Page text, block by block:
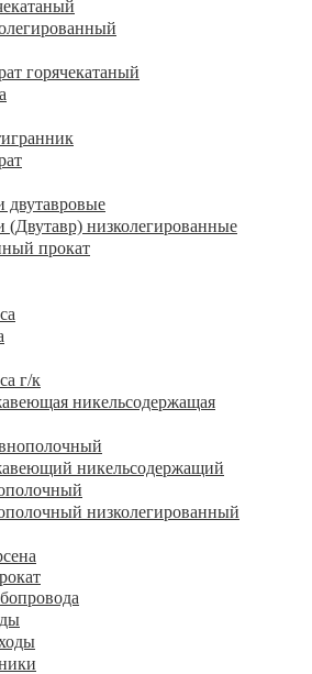
горячекатаный
двутавровые
(Двутавр) низколегированные
прокат
г/к
никельсодержащая
никельсодержащий
низколегированный